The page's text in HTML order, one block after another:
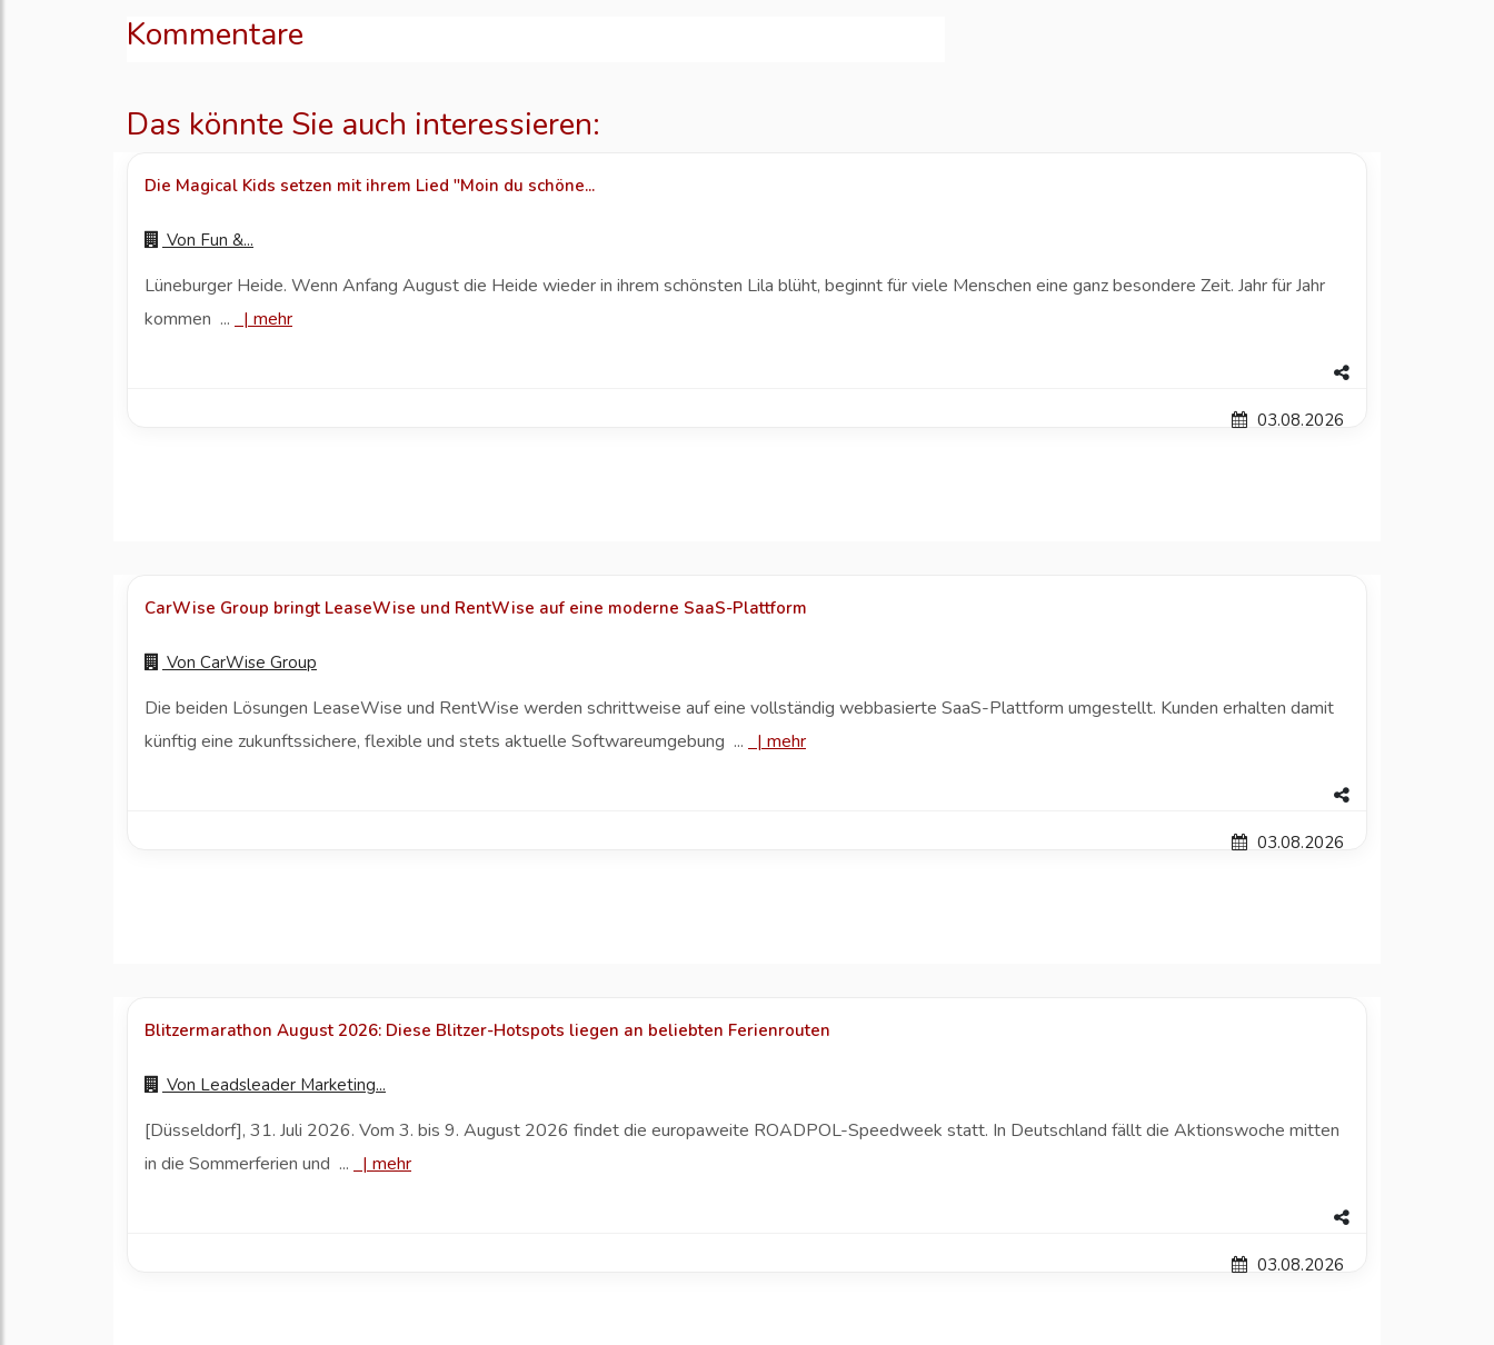
Kommentare
Das könnte Sie auch interessieren:
Die Magical Kids setzen mit ihrem Lied "Moin du schöne...
Von Fun &...
Lüneburger Heide. Wenn Anfang August die Heide wieder in ihrem schönsten Lila blüht, beginnt für viele Menschen eine ganz besondere Zeit. Jahr für Jahr
kommen ... |mehr
03.08.2026
CarWise Group bringt LeaseWise und RentWise auf eine moderne SaaS-Plattform
Von CarWise Group
Die beiden Lösungen LeaseWise und RentWise werden schrittweise auf eine vollständig webbasierte SaaS-Plattform umgestellt. Kunden erhalten damit
künftig eine zukunftssichere, flexible und stets aktuelle Softwareumgebung ... |mehr
03.08.2026
Blitzermarathon August 2026: Diese Blitzer-Hotspots liegen an beliebten Ferienrouten
Von Leadsleader Marketing...
[Düsseldorf], 31. Juli 2026. Vom 3. bis 9. August 2026 findet die europaweite ROADPOL-Speedweek statt. In Deutschland fällt die Aktionswoche mitten
in die Sommerferien und ... |mehr
03.08.2026